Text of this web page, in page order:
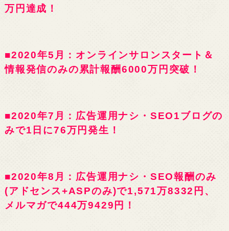
万円達成！
■2020年5月：オンラインサロンスタート＆
情報発信のみの累計報酬6000万円突破！
■2020年7月：広告運用ナシ・SEO1ブログの
みで1日に76万円発生！
■2020年8月：広告運用ナシ・SEO報酬のみ
(アドセンス+ASPのみ)で1,571万8332円、
メルマガで444万9429円！